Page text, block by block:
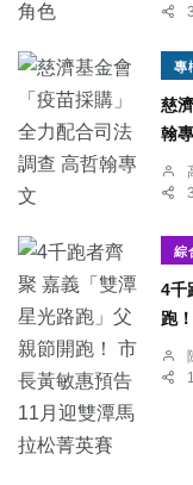
專
慈
翰
綜
4千
跑